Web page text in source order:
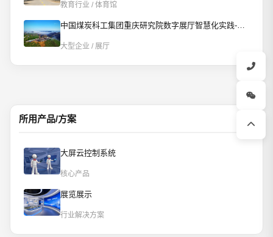
教育行业 / 体育馆
中国煤炭科工集团重庆研究院数字展厅智慧化实践-AI智控重构数字展厅
大型企业 / 展厅
所用产品/方案
大屏云控制系统
核心产品
展览展示
行业解决方案